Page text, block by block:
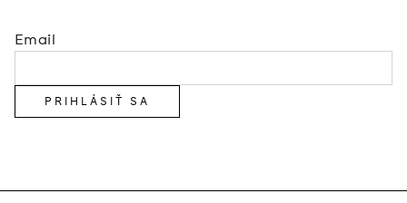
Email
PRIHLÁSIŤ SA